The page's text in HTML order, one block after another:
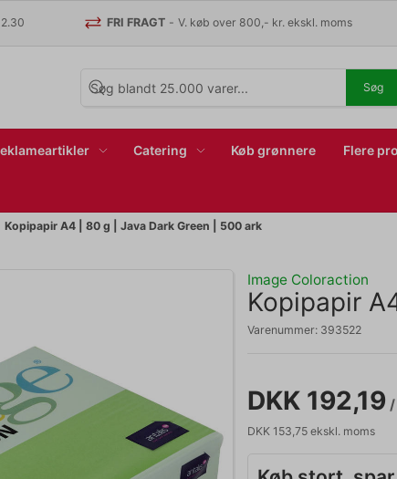
FRI FRAGT -V. køb over 800,- kr. ekskl. moms
Søg
Catering Køb grønnere Flere
Kopipapir A4 | 80 g | Java Dark Green | 500 ark
Image Coloraction
Kopipapir
Varenummer: 393522
DKK 192,19 /
DKK 153,75 ekskl. moms